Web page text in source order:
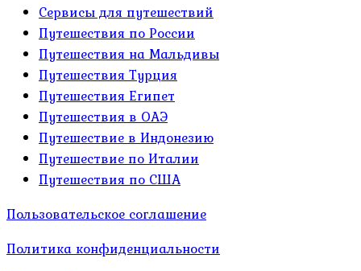
Сервисы для путешествий
Путешествия по России
Путешествия на Мальдивы
Путешествия Турция
Путешествия Египет
Путешествия в ОАЭ
Путешествие в Индонезию
Путешествие по Италии
Путешествия по США
Пользовательское соглашение
Политика конфиденциальности